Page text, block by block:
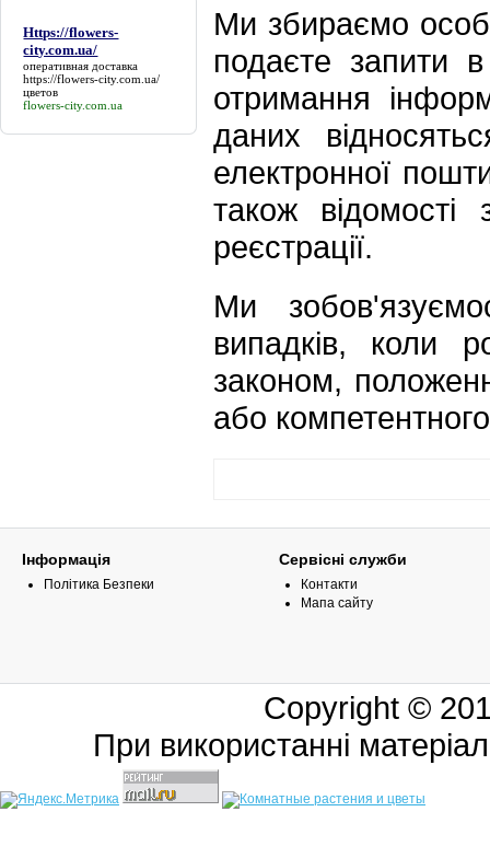
Https://flowers-
city.com.ua/
оперативная доставка
https://flowers-city.com.ua/
цветов
flowers-city.com.ua
Ми збираємо
подаєте запити
отримання
даних
електронної
також відомості
реєстрації.
Ми
випадків, коли
законом,
або
Інформація
Політика Безпеки
Сервісні служби
Контакти
Мапа сайту
Copyright ©
При використанні